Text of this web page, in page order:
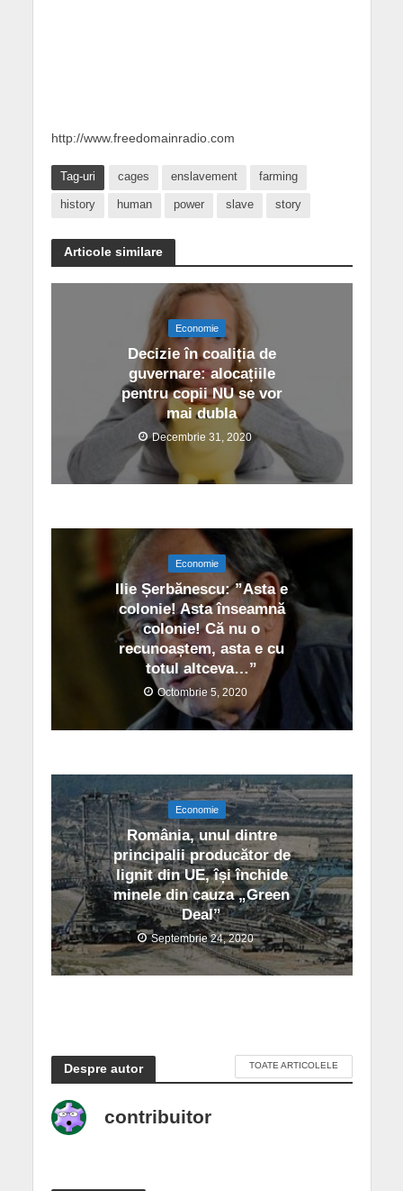
http://www.freedomainradio.com
Tag-uri cages enslavement farming
history human power slave story
Articole similare
Economie
Decizie în coaliția de
guvernare: alocațiile
pentru copii NU se vor
mai dubla
Decembrie 31, 2020
Economie
Ilie Șerbănescu: ”Asta e
colonie! Asta înseamnă
colonie! Că nu o
recunoaștem, asta e cu
totul altceva…”
Octombrie 5, 2020
Economie
România, unul dintre
principalii producător de
lignit din UE, își închide
minele din cauza „Green
Deal”
Septembrie 24, 2020
Despre autor TOATE ARTICOLELE
contribuitor